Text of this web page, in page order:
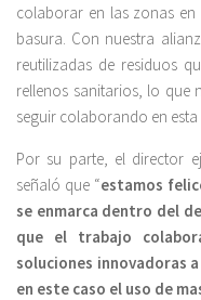
colaborar en las zonas
basura. Con nuestra
reutilizadas de residuos
rellenos sanitarios, lo que
seguir colaborando en esta
Por su parte, el director
señaló que “estamos
se enmarca dentro del
que el trabajo
soluciones innovadoras
en este caso el uso de